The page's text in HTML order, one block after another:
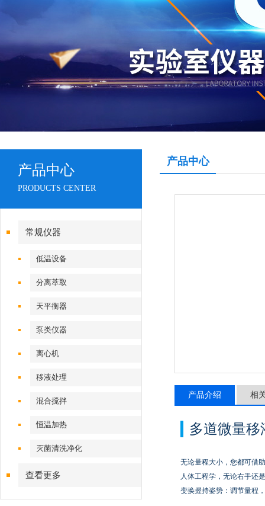
产品中心
PRODUCTS CENTER
常规仪器
低温设备
分离萃取
天平衡器
泵类仪器
离心机
移液处理
混合搅拌
恒温加热
灭菌清洗净化
查看更多
产品中心
产品介绍 相
多道微量移
无论量程大小，您都可借助
人体工程学，无论右手还
变换握持姿势：调节量程